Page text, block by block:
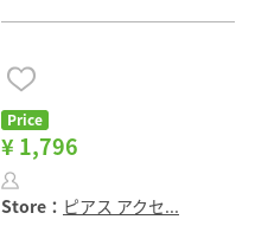
Price
¥ 1,796
Store： ピアス アクセ...